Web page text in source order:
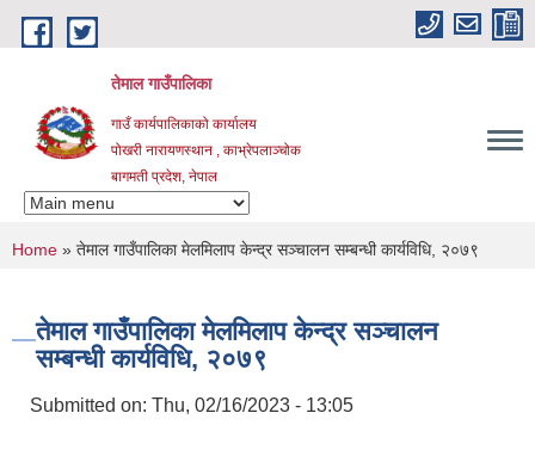
Skip to main content
तेमाल गाउँपालिका
गाउँ कार्यपालिकाको कार्यालय
पोखरी नारायणस्थान , काभ्रेपलाञ्चोक ‌‌‍‍‍‍‍‍
बागमती प्रदेश, नेपाल
You are here
Home » तेमाल गाउँपालिका मेलमिलाप केन्द्र सञ्चालन सम्बन्धी कार्यविधि, २०७९
तेमाल गाउँपालिका मेलमिलाप केन्द्र सञ्चालन
सम्बन्धी कार्यविधि, २०७९
Submitted on: Thu, 02/16/2023 - 13:05